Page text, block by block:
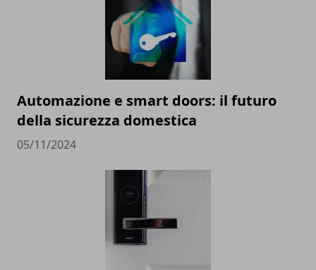
Automazione e smart doors: il futuro
della sicurezza domestica
05/11/2024